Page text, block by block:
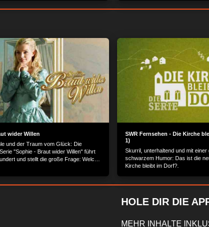
wider Willen
und der Traum vom Glück: Die
"Sophie - Braut wider Willen" führt
und stellt die große Frage: Welche
SWR Fernsehen - Die Kirche
1)
Skurril, unterhaltend und mit einer
schwarzem Humor: Das ist die
Kirche bleibt im Dorf?.
HOLE DIR DIE
MEHR INHALTE